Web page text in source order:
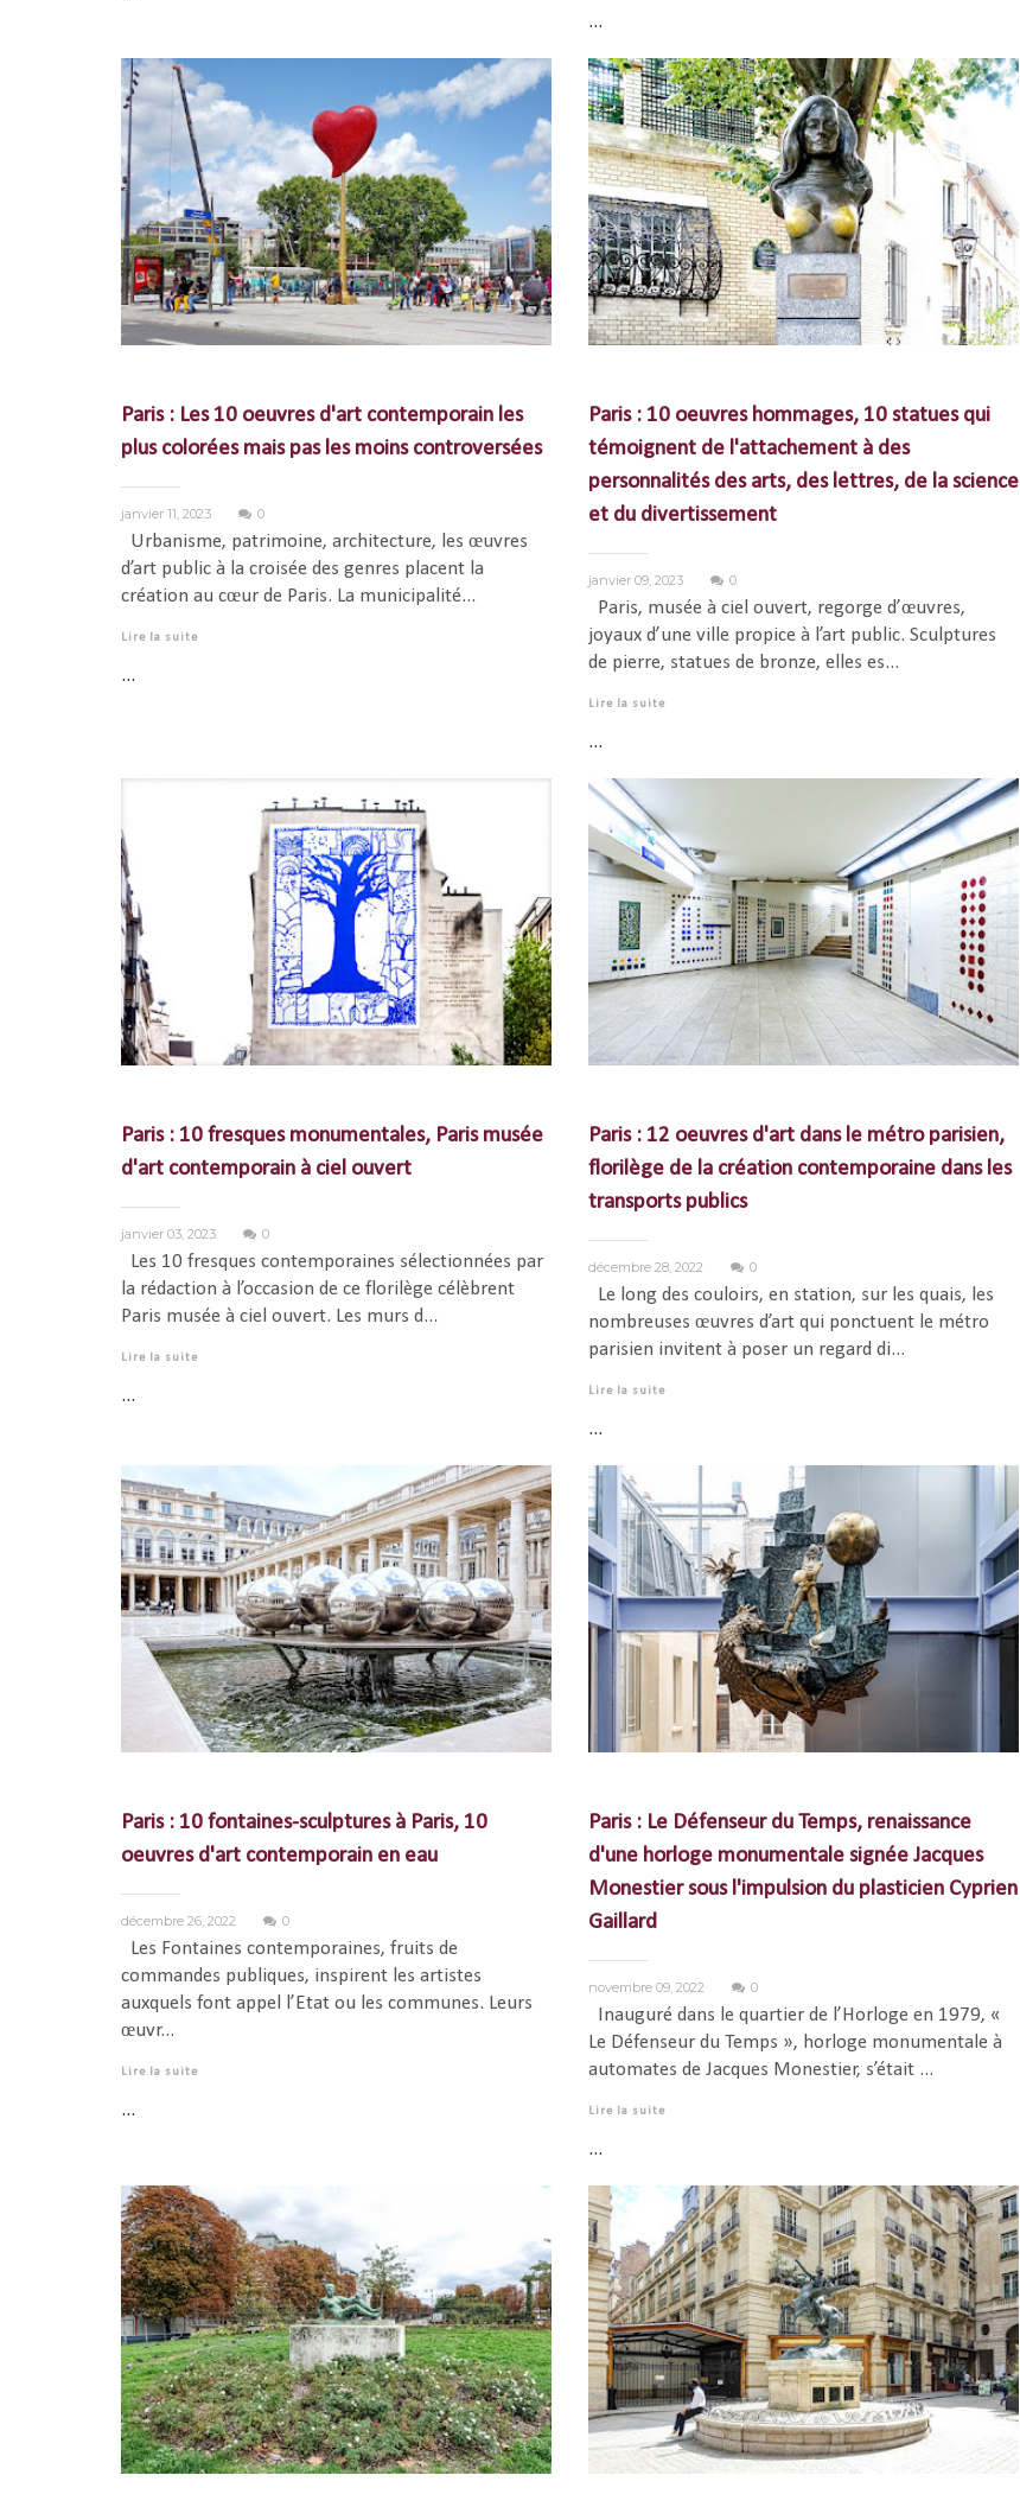
...
Paris : Les 10 oeuvres d'art contemporain les
plus colorées mais pas les moins controversées
janvier 11, 2023 0
Urbanisme, patrimoine, architecture, les œuvres
d’art public à la croisée des genres placent la
création au cœur de Paris. La municipalité...
Lire la suite
...
Paris : 10 oeuvres hommages, 10 statues qui
témoignent de l'attachement à des
personnalités des arts, des lettres, de la science
et du divertissement
janvier 09, 2023 0
Paris, musée à ciel ouvert, regorge d’œuvres,
joyaux d’une ville propice à l’art public. Sculptures
de pierre, statues de bronze, elles es...
Lire la suite
...
Paris : 10 fresques monumentales, Paris musée
d'art contemporain à ciel ouvert
janvier 03, 2023 0
Les 10 fresques contemporaines sélectionnées par
la rédaction à l’occasion de ce florilège célèbrent
Paris musée à ciel ouvert. Les murs d...
Lire la suite
...
Paris : 12 oeuvres d'art dans le métro parisien,
florilège de la création contemporaine dans les
transports publics
décembre 28, 2022 0
Le long des couloirs, en station, sur les quais, les
nombreuses œuvres d’art qui ponctuent le métro
parisien invitent à poser un regard di...
Lire la suite
...
Paris : 10 fontaines-sculptures à Paris, 10
oeuvres d'art contemporain en eau
décembre 26, 2022 0
Les Fontaines contemporaines, fruits de
commandes publiques, inspirent les artistes
auxquels font appel l’Etat ou les communes. Leurs
œuvr...
Lire la suite
...
Paris : Le Défenseur du Temps, renaissance
d'une horloge monumentale signée Jacques
Monestier sous l'impulsion du plasticien Cyprien
Gaillard
novembre 09, 2022 0
Inauguré dans le quartier de l’Horloge en 1979, «
Le Défenseur du Temps », horloge monumentale à
automates de Jacques Monestier, s’était ...
Lire la suite
...